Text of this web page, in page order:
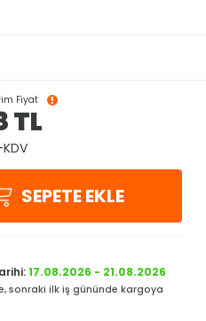
Fiyat
TL
SEPETE EKLE
17.08.2026 - 21.08.2026
sonraki ilk iş gününde kargoya